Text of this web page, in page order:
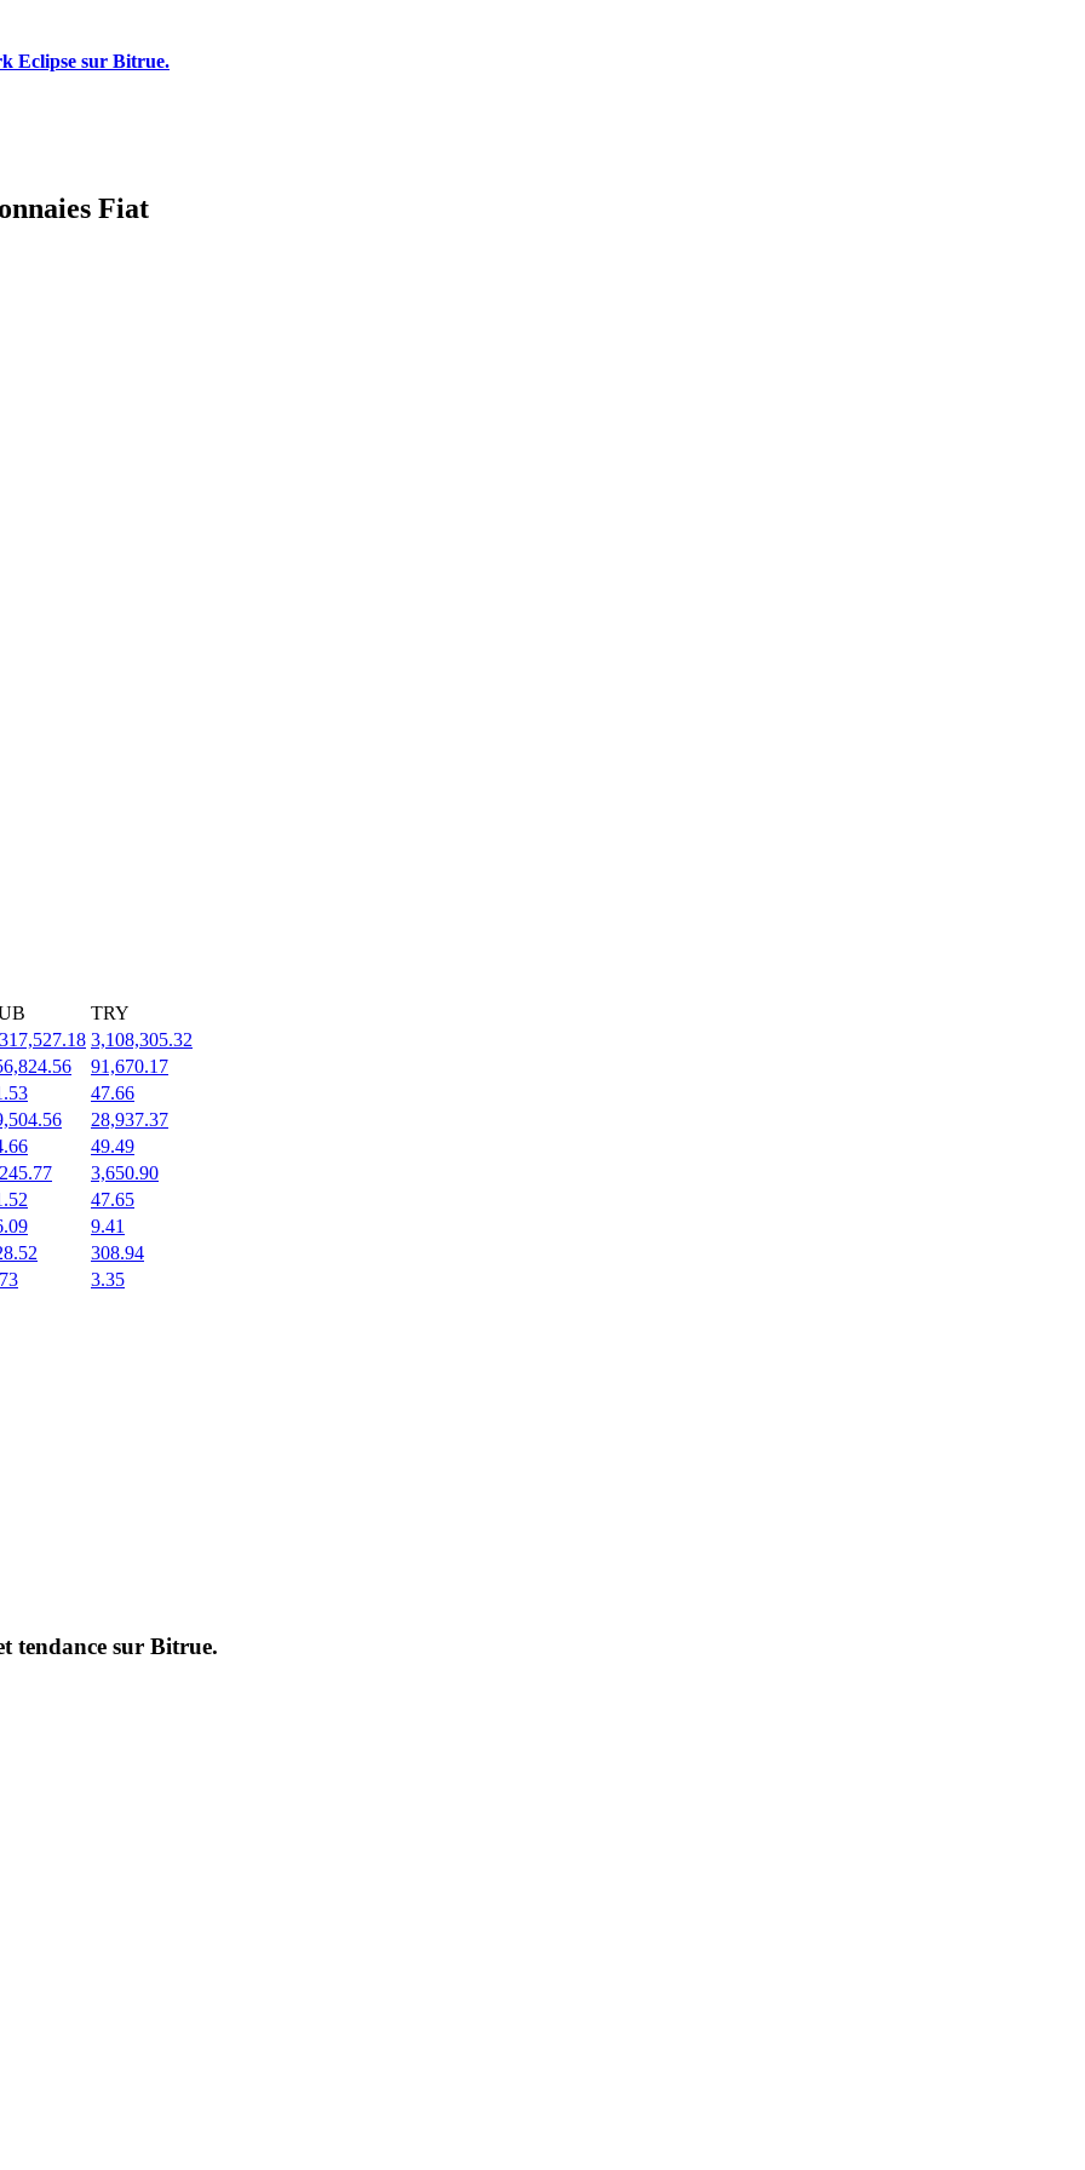
Eclipse sur Bitrue.
Fiat
TRY
3,108,305.32
91,670.17
47.66
28,937.37
49.49
3,650.90
47.65
9.41
308.94
3.35
tendance sur Bitrue.